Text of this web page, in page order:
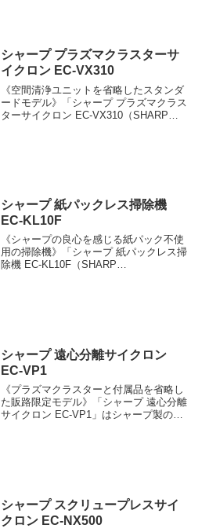
シャープ プラズマクラスターサ
イクロン EC-VX310
《空間清浄ユニットを省略したスタンダ
ードモデル》「シャープ プラズマクラス
ターサイクロン EC-VX310（SHARP
シャープ 紙パックレス掃除機
EC-KL10F
《シャープの良心を感じる紙パック不使
用の掃除機》「シャープ 紙パックレス掃
除機 EC-KL10F（SHARP
シャープ 遠心分離サイクロン
EC-VP1
《プラズマクラスターと付属品を省略し
た販路限定モデル》「シャープ 遠心分離
サイクロン EC-VP1」はシャープ製のサ
シャープ スクリュープレスサイ
クロン EC-NX500